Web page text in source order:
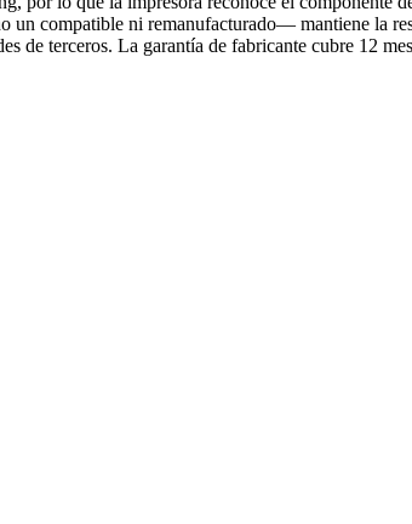
compatible ni remanufacturado— mantiene la
de terceros. La garantía de fabricante cubre 12